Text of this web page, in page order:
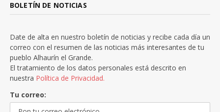
BOLETÍN DE NOTICIAS
Date de alta en nuestro boletín de noticias y recibe cada día un
correo con el resumen de las noticias más interesantes de tu
pueblo Alhaurín el Grande.
El tratamiento de los datos personales está descrito en
nuestra Política de Privacidad.
Tu correo: